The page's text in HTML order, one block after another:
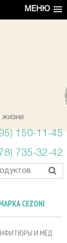
МЕНЮ
150-11-45
735-32-42
CEZONI
И МЁД